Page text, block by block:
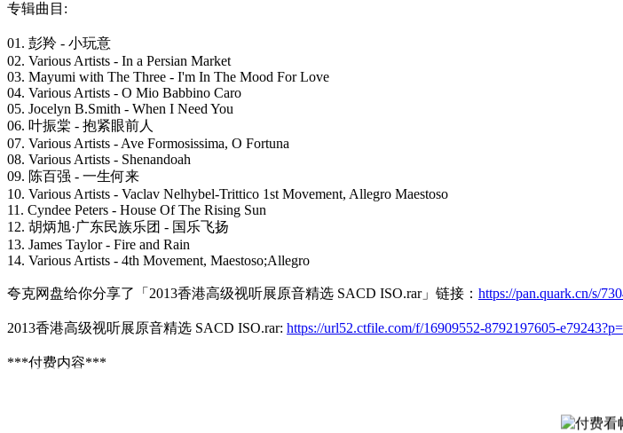
专辑曲目:
01. 彭羚 - 小玩意
02. Various Artists - In a Persian Market
03. Mayumi with The Three - I'm In The Mood For Love
04. Various Artists - O Mio Babbino Caro
05. Jocelyn B.Smith - When I Need You
06. 叶振棠 - 抱紧眼前人
07. Various Artists - Ave Formosissima, O Fortuna
08. Various Artists - Shenandoah
09. 陈百强 - 一生何来
10. Various Artists - Vaclav Nelhybel-Trittico 1st Movement, Allegro Maestoso
11. Cyndee Peters - House Of The Rising Sun
12. 胡炳旭·广东民族乐团 - 国乐飞扬
13. James Taylor - Fire and Rain
14. Various Artists - 4th Movement, Maestoso;Allegro
夸克网盘给你分享了「2013香港高级视听展原音精选 SACD ISO.rar」链接： https://pan.quark.cn/s/
2013香港高级视听展原音精选 SACD ISO.rar: https://url52.ctfile.com/f/16909552-8792197605-
***付费内容***